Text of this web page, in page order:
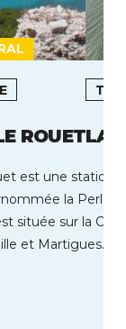
ROUET
est une station
la Perle
située sur la
et Martigues.
LA